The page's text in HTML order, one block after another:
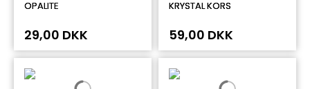
OPALITE
29,00 DKK
KRYSTAL KORS
59,00 DKK